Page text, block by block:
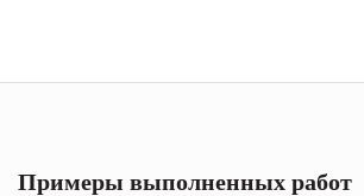
Примеры выполненных работ